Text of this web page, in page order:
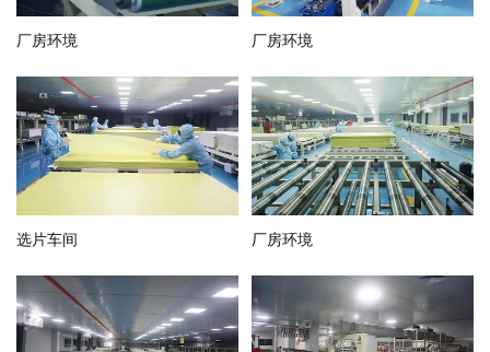
厂房环境 厂房环境
选片车间 厂房环境